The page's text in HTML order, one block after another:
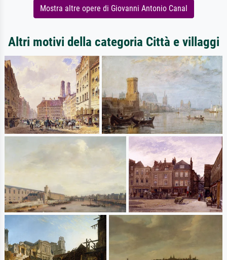
Mostra altre opere di Giovanni Antonio Canal
Altri motivi della categoria Città e villaggi